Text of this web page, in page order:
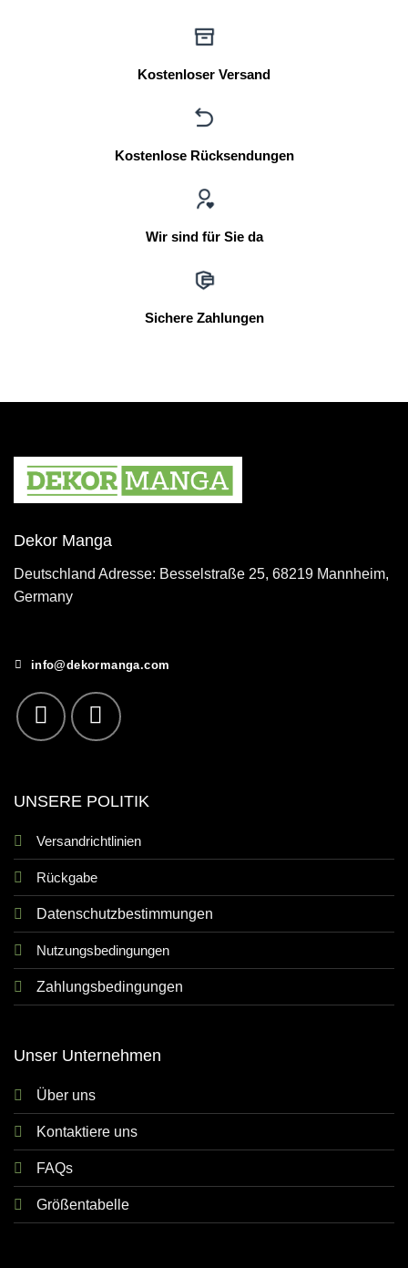
Kostenloser Versand
Kostenlose Rücksendungen
Wir sind für Sie da
Sichere Zahlungen
Dekor Manga
Deutschland Adresse: Besselstraße 25, 68219 Mannheim,
Germany
info@dekormanga.com
UNSERE POLITIK
Versandrichtlinien
Rückgabe
Datenschutzbestimmungen
Nutzungsbedingungen
Zahlungsbedingungen
Unser Unternehmen
Über uns
Kontaktiere uns
FAQs
Größentabelle